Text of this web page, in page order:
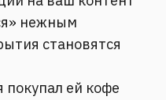
нежным
становятся
покупал ей кофе